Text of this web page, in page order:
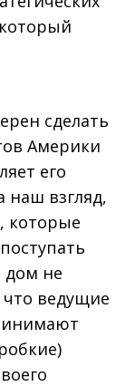
сделать
Америки
его
наш взгляд,
которые
дом не
ведущие